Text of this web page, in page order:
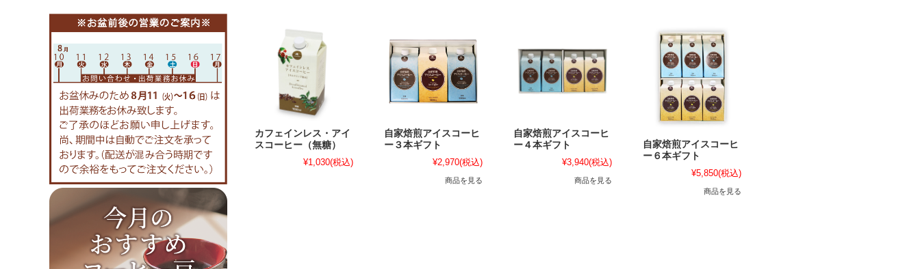
カフェインレス・アイ
スコーヒー（無糖）
¥1,030(税込)
自家焙煎アイスコーヒ
ー３本ギフト
¥2,970(税込)
商品を見る
自家焙煎アイスコーヒ
ー４本ギフト
¥3,940(税込)
商品を見る
自家焙煎アイスコーヒ
ー６本ギフト
¥5,850(税込)
商品を見る